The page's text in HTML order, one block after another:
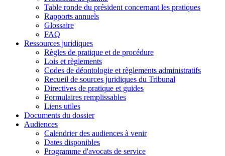
Table ronde du président concernant les pratiques
Rapports annuels
Glossaire
FAQ
Ressources juridiques
Règles de pratique et de procédure
Lois et règlements
Codes de déontologie et règlements administratifs
Recueil de sources juridiques du Tribunal
Directives de pratique et guides
Formulaires remplissables
Liens utiles
Documents du dossier
Audiences
Calendrier des audiences à venir
Dates disponibles
Programme d'avocats de service